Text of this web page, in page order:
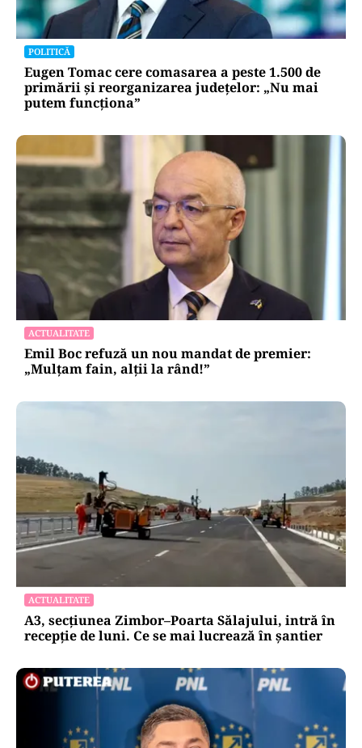
POLITICĂ
Eugen Tomac cere comasarea a peste 1.500 de
primării și reorganizarea județelor: „Nu mai
putem funcționa”
ACTUALITATE
Emil Boc refuză un nou mandat de premier:
„Mulțam fain, alții la rând!”
ACTUALITATE
A3, secțiunea Zimbor–Poarta Sălajului, intră în
recepție de luni. Ce se mai lucrează în șantier